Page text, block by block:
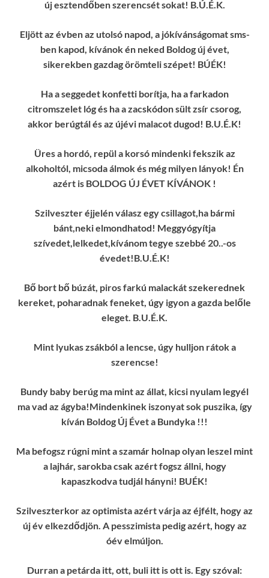
új esztendőben szerencsét sokat! B.Ú.É.K.
Eljött az évben az utolsó napod, a jókívánságomat sms-
ben kapod, kívánok én neked Boldog új évet,
sikerekben gazdag örömteli szépet! BÚÉK!
Ha a seggedet konfetti borítja, ha a farkadon
citromszelet lóg és ha a zacskódon sült zsír csorog,
akkor berúgtál és az újévi malacot dugod! B.U.É.K!
Üres a hordó, repül a korsó mindenki fekszik az
alkoholtól, micsoda álmok és még milyen lányok! Én
azért is BOLDOG ÚJ ÉVET KÍVÁNOK !
Szilveszter éjjelén válasz egy csillagot,ha bármi
bánt,neki elmondhatod! Meggyógyítja
szívedet,lelkedet,kívánom tegye szebbé 20..-os
évedet!B.U.É.K!
Bő bort bő búzát, piros farkú malackát szekerednek
kereket, poharadnak feneket, úgy igyon a gazda belőle
eleget. B.U.É.K.
Mint lyukas zsákból a lencse, úgy hulljon rátok a
szerencse!
Bundy baby berúg ma mint az állat, kicsi nyulam legyél
ma vad az ágyba!Mindenkinek iszonyat sok puszika, így
kíván Boldog Új Évet a Bundyka !!!
Ma befogsz rúgni mint a szamár holnap olyan leszel mint
a lajhár, sarokba csak azért fogsz állni, hogy
kapaszkodva tudjál hányni! BUÉK!
Szilveszterkor az optimista azért várja az éjfélt, hogy az
új év elkezdődjön. A pesszimista pedig azért, hogy az
óév elmúljon.
Durran a petárda itt, ott, buli itt is ott is. Egy szóval: